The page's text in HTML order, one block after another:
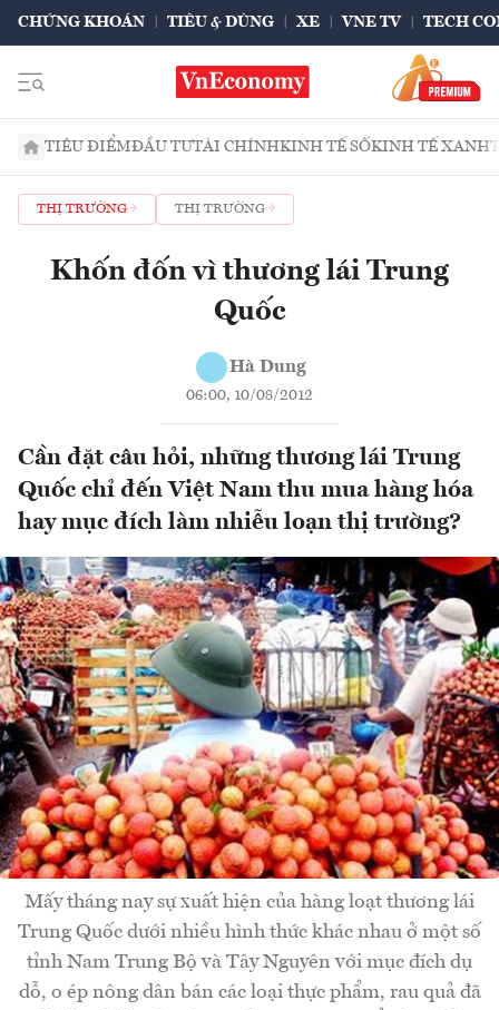
CHỨNG KHOÁN TIÊU & DÙNG XE VNE TV TECH
TIÊU ĐIỂMĐẦU TƯTÀI CHÍNHKINH TẾ SỐKINH TẾ XANH
THỊ TRƯỜNG THỊ TRƯỜNG
Khốn đốn vì thương lái Trung
Quốc
Hà Dung
06:00, 10/08/2012
Cần đặt câu hỏi, những thương lái Trung
Quốc chỉ đến Việt Nam thu mua hàng hóa
hay mục đích làm nhiễu loạn thị trường?
Mấy tháng nay sự xuất hiện của hàng loạt thương lái
Trung Quốc dưới nhiều hình thức khác nhau ở một số
tỉnh Nam Trung Bộ và Tây Nguyên với mục đích dụ
dỗ, o ép nông dân bán các loại thực phẩm, rau quả đã